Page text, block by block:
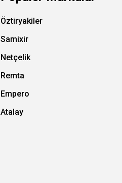
Öztiryakiler
Samixir
Netçelik
Remta
Empero
Atalay